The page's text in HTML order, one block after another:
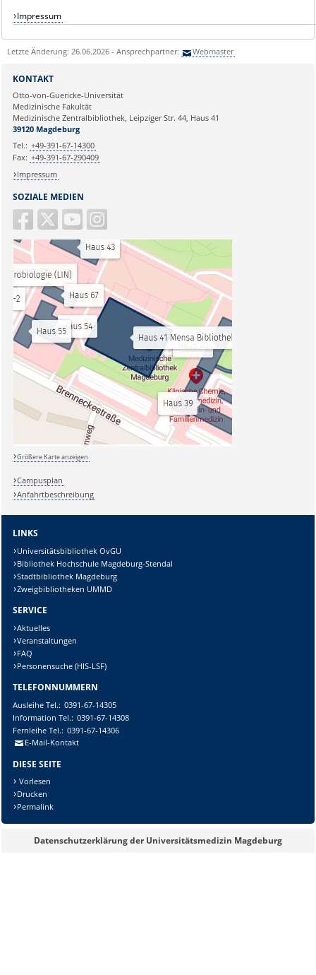
Impressum
Letzte Änderung: 26.06.2026 - Ansprechpartner: Webmaster
SOZIALE MEDIEN
KONTAKT
Otto-von-Guericke-Universität
Medizinische Fakultät
Medizinische Zentralbibliothek, Leipziger Str. 44, Haus 41
39120 Magdeburg
Tel.: +49-391-67-14300
Fax: +49-391-67-290409
Impressum
Größere Karte anzeigen
Campusplan
Anfahrtbeschreibung
LINKS
Universitätsbibliothek OvGU
Bibliothek Hochschule Magdeburg-Stendal
Stadtbibliothek Magdeburg
Zweigbibliotheken UMMD
SERVICE
Aktuelles
Veranstaltungen
FAQ
Personensuche (HIS-LSF)
TELEFONNUMMERN
AusleiheTel.: 0391-67-14305
Information Tel.: 0391-67-14308
FernleiheTel.: 0391-67-14306
E-Mail-Kontakt
DIESE SEITE
Vorlesen
Drucken
Permalink
Datenschutzerklärung der Universitätsmedizin Magdeburg